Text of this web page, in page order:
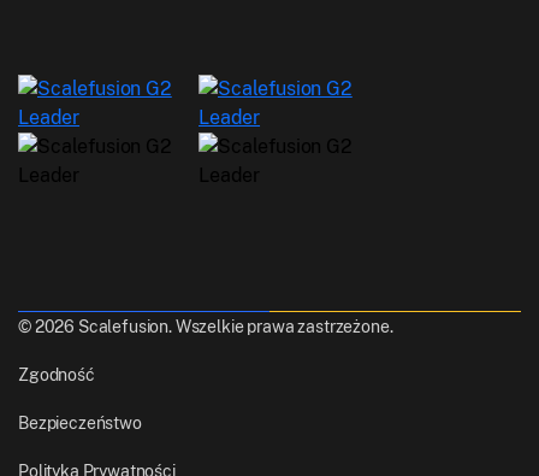
© 2026 Scalefusion. Wszelkie prawa zastrzeżone.
Zgodność
Bezpieczeństwo
Polityka Prywatności